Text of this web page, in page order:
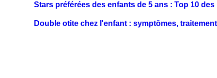
Stars préférées des enfants de 5 ans : Top 10
Double otite chez l'enfant : symptômes,